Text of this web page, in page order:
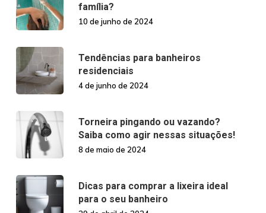
família?
10 de junho de 2024
Tendências para banheiros
residenciais
4 de junho de 2024
Torneira pingando ou vazando?
Saiba como agir nessas situações!
8 de maio de 2024
Dicas para comprar a lixeira ideal
para o seu banheiro